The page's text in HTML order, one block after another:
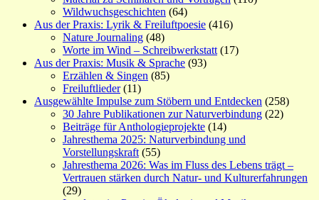
Wildwuchsgeschichten (64)
Aus der Praxis: Lyrik & Freiluftpoesie (416)
Nature Journaling (48)
Worte im Wind – Schreibwerkstatt (17)
Aus der Praxis: Musik & Sprache (93)
Erzählen & Singen (85)
Freiluftlieder(11)
Ausgewählte Impulse zum Stöbern und Entdecken (258)
30 Jahre Publikationen zur Naturverbindung (22)
Beiträge für Anthologieprojekte (14)
Jahresthema 2025: Naturverbindung und
Vorstellungskraft (55)
Jahresthema 2026: Was im Fluss des Lebens trägt –
Vertrauen stärken durch Natur- und Kulturerfahrungen
(29)